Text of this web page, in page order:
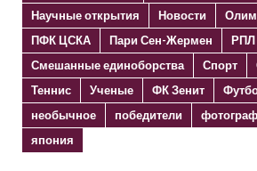
Научные открытия
Новости
ПФК ЦСКА
Пари Сен-Жермен РПЛ
Смешанные единоборства
Спорт
Теннис
Ученые ФК Зенит
необычное
победители
япония